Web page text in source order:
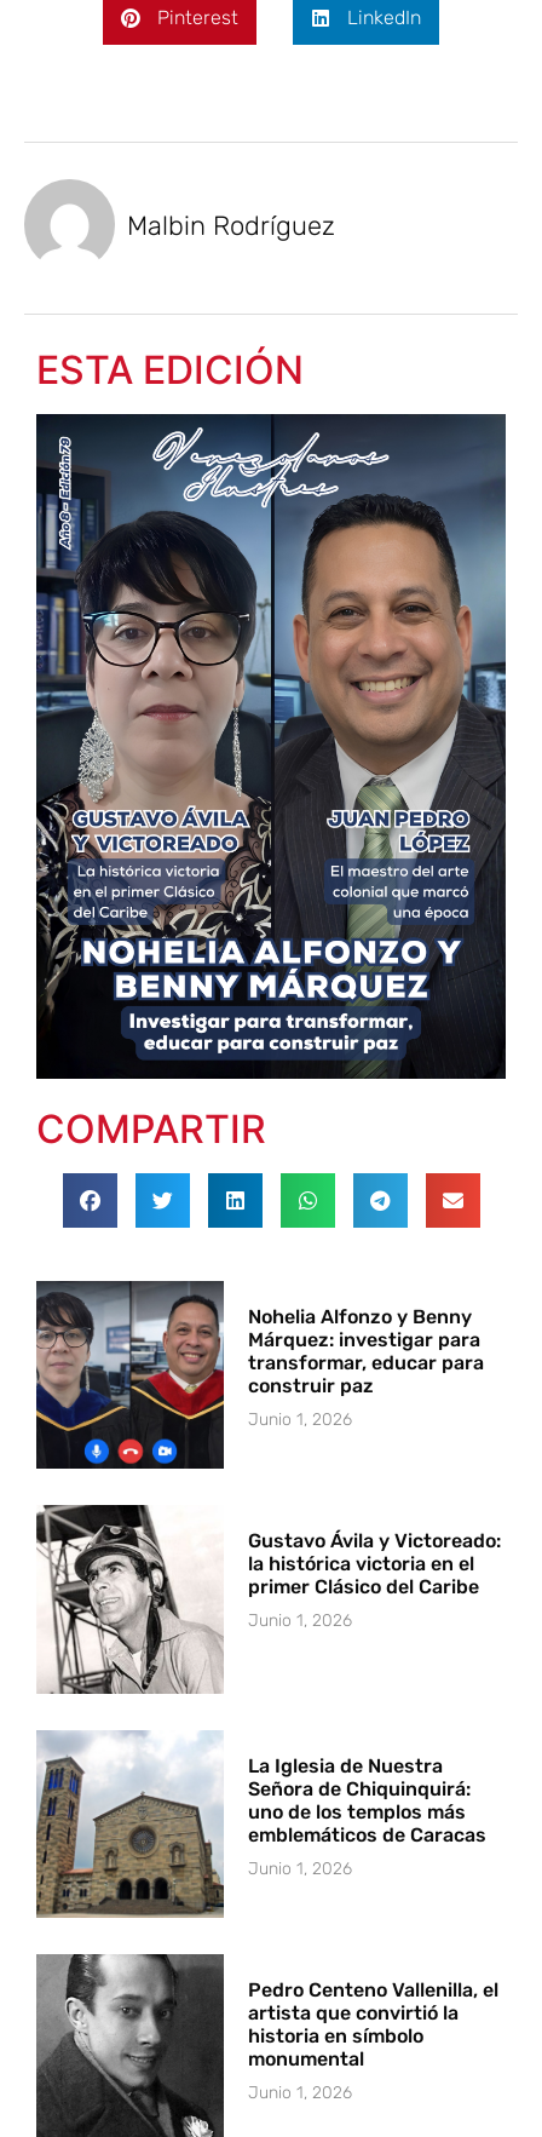
Pinterest LinkedIn
Malbin Rodríguez
ESTA EDICIÓN
COMPARTIR
Nohelia Alfonzo y Benny
Márquez: investigar para
transformar, educar para
construir paz
Junio 1, 2026
Gustavo Ávila y Victoreado:
la histórica victoria en el
primer Clásico del Caribe
Junio 1, 2026
La Iglesia de Nuestra
Señora de Chiquinquirá:
uno de los templos más
emblemáticos de Caracas
Junio 1, 2026
Pedro Centeno Vallenilla, el
artista que convirtió la
historia en símbolo
monumental
Junio 1, 2026